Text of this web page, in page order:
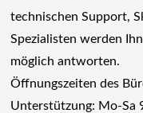
technischen Support,
Spezialisten werden
möglich antworten.
Öffnungszeiten des
Unterstützung: Mo-Sa